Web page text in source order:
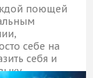
поющей
себе на
себя и